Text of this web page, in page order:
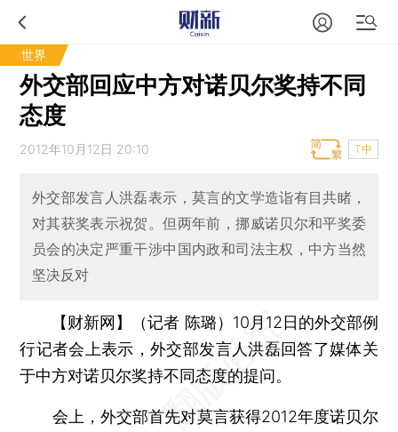
世界
外交部回应中方对诺贝尔奖持不同
态度
2012年10月12日 20:10 T中
外交部发言人洪磊表示，莫言的文学造诣有目共睹，
对其获奖表示祝贺。但两年前，挪威诺贝尔和平奖委
员会的决定严重干涉中国内政和司法主权，中方当然
坚决反对
【财新网】（记者 陈璐） 10月12日的外交部例
行记者会上表示，外交部发言人洪磊回答了媒体关
于中方对诺贝尔奖持不同态度的提问。
会上，外交部首先对莫言获得2012年度诺贝尔